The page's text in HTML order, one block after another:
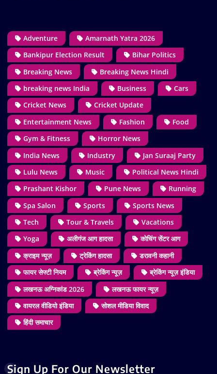
Adventure
Amarnath Yatra 2026
Bankipur Election Result
Bihar Politics
Breaking News
Breaking News Hindi
breaking news India
Business
Cars
Cricket News
Cricket Update
Entertainment News
Fashion
Food
Gym & Fitness
Horror News
India News
Industry
Jan Suraaj Party
Lulu News
Music
Political News Hindi
Prashant Kishor
Pune News
Running
Spa Salon
Sports
Sports News
Tech
Tour & Travels
Vacations
Yoga
अलीगंज आग हादसा
कोचिंग सेंटर आग
क्राइम न्यूज़
ट्रेकिंग हादसा
डरावनी कहानी
फायर सेफ्टी नियम
ब्रेकिंग न्यूज़
ब्रेकिंग न्यूज़ इंडिया
लखनऊ अग्निकांड 2026
लखनऊ फायर न्यूज़
वायरल वीडियो इंडिया
सोशल मीडिया विवाद
हिंदी समाचार
Sign Up For Our Newsletter